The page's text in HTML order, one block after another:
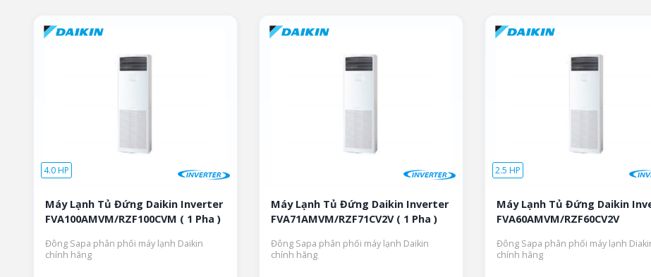
4.0 HP
Máy Lạnh Tủ Đứng Daikin Inverter
FVA100AMVM/RZF100CVM ( 1 Pha )
Đông Sapa phân phối máy lạnh Daikin
chính hãng
Máy Lạnh Tủ Đứng Daikin Inverter
FVA71AMVM/RZF71CV2V ( 1 Pha )
Đông Sapa phân phối máy lạnh Daikin
chính hãng
2.5 HP
Máy Lạnh Tủ Đứng Daikin
FVA60AMVM/RZF60CV2V
Đông Sapa phân phối máy lạnh
chính hãng